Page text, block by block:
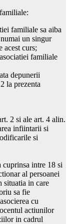
familiale sa aiba
un singur
acest curs;
familiale
depunerii
la prezenta
2 si ale art. 4 alin.
infiintarii si
si
cuprinsa intre 18 si
al persoanei
situatia in care
sa fie
cu
actiunilor
in cadrul